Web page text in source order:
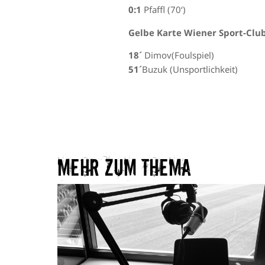
0:1 Pfaffl (70‘)
Gelbe Karte Wiener Sport-
18´ Dimov(Foulspiel)
51´Buzuk (Unsportlichkeit)
Mehr zum Thema​